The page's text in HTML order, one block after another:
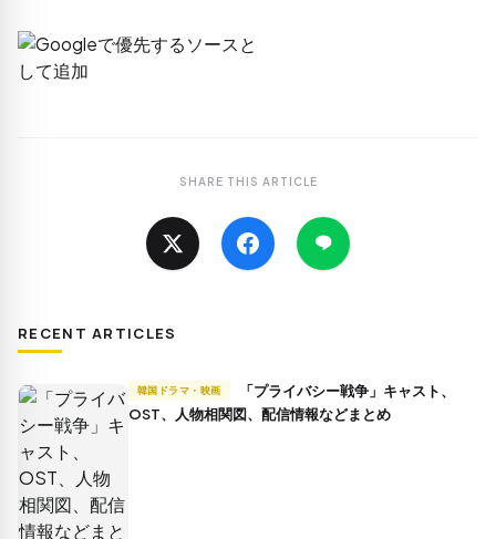
SHARE THIS ARTICLE
RECENT ARTICLES
韓国ドラマ・映画
OST、人物相関図、配信情報などまとめ